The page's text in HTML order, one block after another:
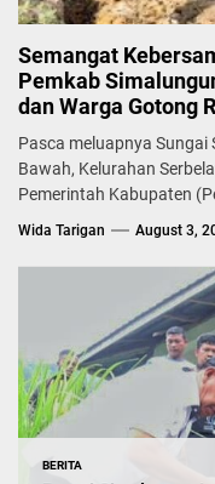
Semangat
Pemkab
dan Warga Gotong
Pasca meluapnya
Bawah, Kelurahan
Pemerintah Kabupaten
Wida Tarigan August 3,
BERITA